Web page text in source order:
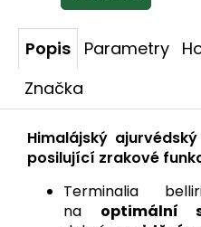
Popis Parametry
Značka
Himalájský
posilující zrakové
Terminalia
na optimální